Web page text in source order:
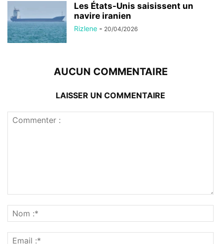
Les États-Unis saisissent un
navire iranien
Rizlene - 20/04/2026
AUCUN COMMENTAIRE
LAISSER UN COMMENTAIRE